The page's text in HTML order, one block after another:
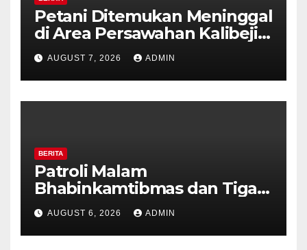
Petani Ditemukan Meninggal
di Area Persawahan Kalibeji,
Polisi Pastikan Tidak Ada
Tanda Kekerasan
AUGUST 7, 2026 ADMIN
BERITA
Patroli Malam
Bhabinkamtibmas dan Tiga
Pilar Kelurahan Ungaran
Perkuat Kamtibmas, Warga
Diajak Aktifkan Ronda
AUGUST 6, 2026 ADMIN